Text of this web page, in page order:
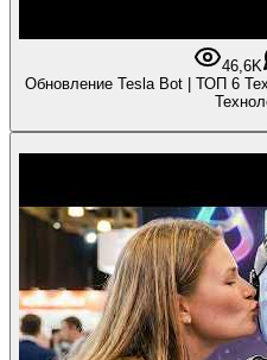
46,6K
Обновление Tesla Bot | ТОП 6